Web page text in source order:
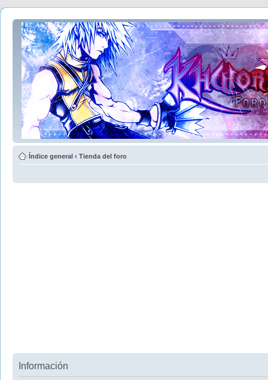
Índice general ‹ Tienda del foro
Información